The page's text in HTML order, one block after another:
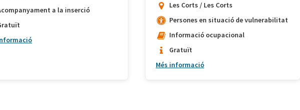
a la inserció
Les Corts / Les Corts
Persones en situació de vulnerabilitat
Informació ocupacional
Gratuït
Més informació